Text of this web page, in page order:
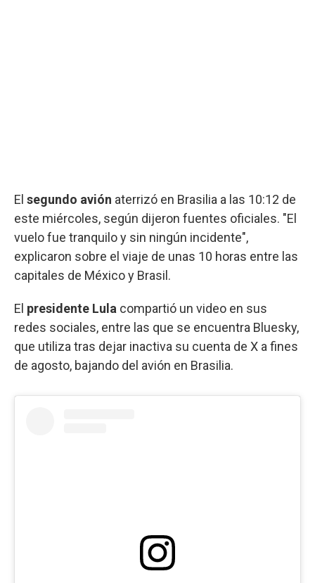
El segundo avión aterrizó en Brasilia a las 10:12 de
este miércoles, según dijeron fuentes oficiales. "El
vuelo fue tranquilo y sin ningún incidente",
explicaron sobre el viaje de unas 10 horas entre las
capitales de México y Brasil.
El presidente Lula compartió un video en sus
redes sociales, entre las que se encuentra Bluesky,
que utiliza tras dejar inactiva su cuenta de X a fines
de agosto, bajando del avión en Brasilia.